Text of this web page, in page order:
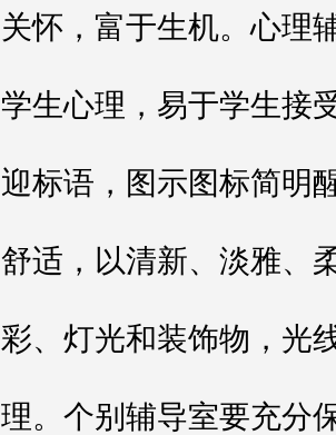
关怀，富于生机。心理
学生心理，易于学生接
迎标语，图示图标简明
舒适，以清新、淡雅、
彩、灯光和装饰物，光
理。个别辅导室要充分